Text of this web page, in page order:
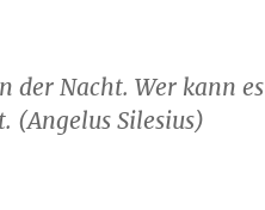
Nacht. Wer kann es
(Angelus Silesius)